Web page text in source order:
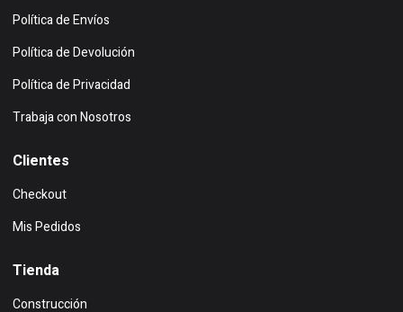
Política de Envíos
Política de Devolución
Política de Privacidad
Trabaja con Nosotros
Clientes
Checkout
Mis Pedidos
Tienda
Construcción